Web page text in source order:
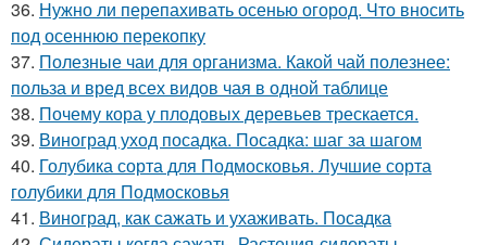
36. Нужно ли перепахивать осенью огород. Что вносить
под осеннюю перекопку
37. Полезные чаи для организма. Какой чай полезнее:
польза и вред всех видов чая в одной таблице
38. Почему кора у плодовых деревьев трескается.
39. Виноград уход посадка. Посадка: шаг за шагом
40. Голубика сорта для Подмосковья. Лучшие сорта
голубики для Подмосковья
41. Виноград, как сажать и ухаживать. Посадка